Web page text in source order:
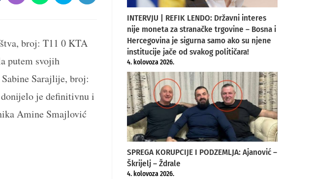
in in in in
broj: T11 0 KTA
putem svojih
Sarajlije, broj:
donijelo je definitivnu i
Amine Smajlović
INTERVJU | REFIK LENDO: Državni interes
nije moneta za stranačke trgovine – Bosna i
Hercegovina je sigurna samo ako su njene
institucije jače od svakog političara!
4. kolovoza 2026.
SPREGA KORUPCIJE I PODZEMLJA: Ajanović –
Škrijelj – Ždrale
4. kolovoza 2026.